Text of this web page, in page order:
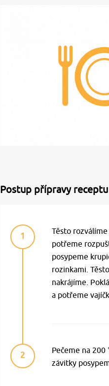
Postup přípravy receptu
1
Těsto rozválíme
potřeme
posypeme
rozinkami.
nakrájíme.
a potřeme
2
Pečeme na 200
závitky